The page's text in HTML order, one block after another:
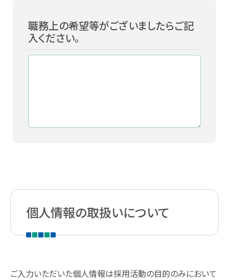
職務上の希望等がございましたらご記
入ください。
個人情報の取扱いについて
ご入力いただいた個人情報は採用活動の目的のみにおいて